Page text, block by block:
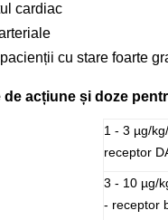
cardiac
cu stare foarte
de acțiune și doze
1 - 3 µg/
receptor
3 - 10 µg/
- receptor